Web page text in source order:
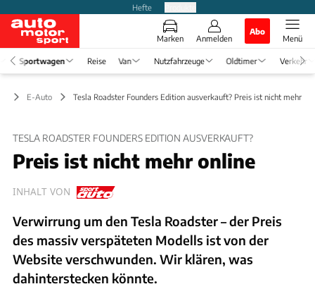
Hefte
Marken Anmelden
Abo
Menü
Sportwagen Reise Van Nutzfahrzeuge Oldtimer Verkehr
E-Auto Tesla Roadster Founders Edition ausverkauft? Preis ist nicht mehr
TESLA ROADSTER FOUNDERS EDITION AUSVERKAUFT?
Preis ist nicht mehr online
INHALT VON
Verwirrung um den Tesla Roadster – der Preis
des massiv verspäteten Modells ist von der
Website verschwunden. Wir klären, was
dahinterstecken könnte.